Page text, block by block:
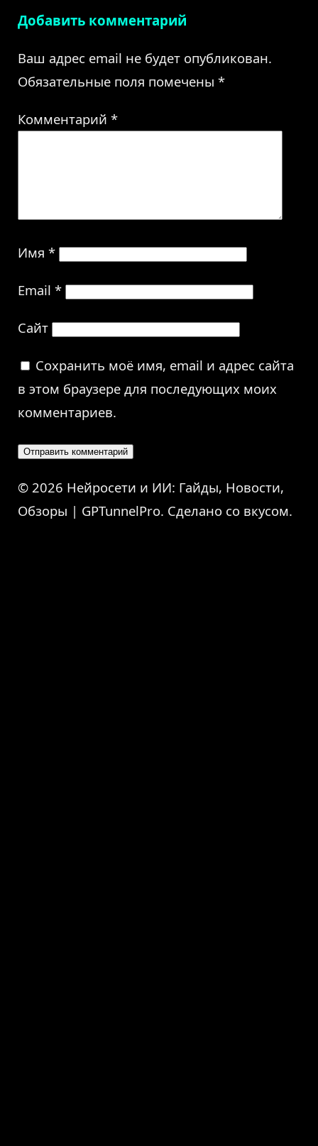
Добавить комментарий
Ваш адрес email не будет опубликован.
Обязательные поля помечены *
Комментарий *
Имя *
Email *
Сайт
Сохранить моё имя, email и адрес сайта
в этом браузере для последующих моих
комментариев.
© 2026 Нейросети и ИИ: Гайды, Новости,
Обзоры | GPTunnelPro. Сделано со вкусом.